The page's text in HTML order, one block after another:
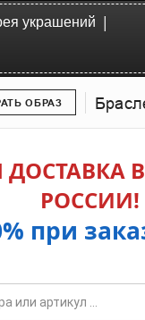
украшений |
ОБРАЗ
ДОСТАВКА
РОССИИ!
при